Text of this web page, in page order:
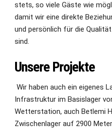
stets, so viele Gäste wie
damit wir eine direkte
und persönlich für die
sind.
Unsere Projekte
Wir haben auch ein eigenes
Infrastruktur im Basislager
Wetterstation, auch Betlemi
Zwischenlager auf 2900